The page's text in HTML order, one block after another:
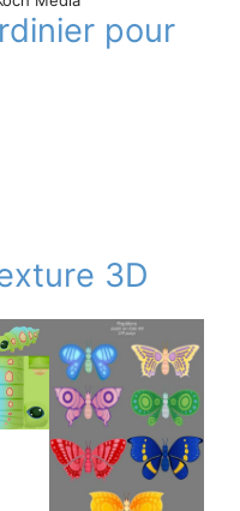
pour
3D